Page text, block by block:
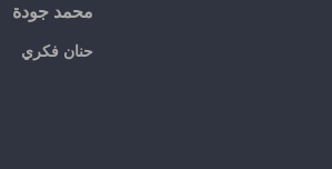
محمد جودة
حنان فكري